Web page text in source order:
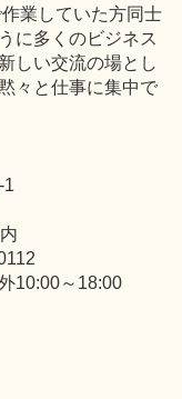
業していた方同士
に多くのビジネス
しい交流の場とし
々と仕事に集中で
1
10:00～18:00